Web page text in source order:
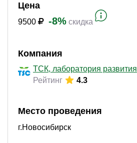
Цена
9500 -8% скидка
Компания
ТСК, лаборатория развития
Рейтинг
4.3
Место проведения
г.Новосибирск